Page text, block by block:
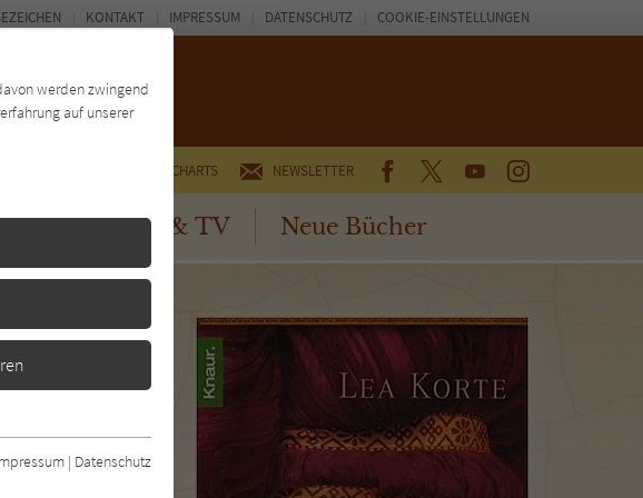
CHARTS NEWSLETTER FACEBOOKTWITTERYOUTUBEINSTAGRAM
Kino & TV Neue Bücher
KONTAKT IMPRESSUM DATENSCHUTZ COOKIE-EINSTELLUNGEN
werden zwingend
auf unserer
der Webseite
| Datenschutz